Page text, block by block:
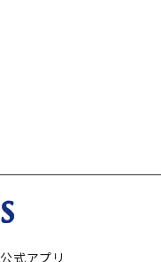
公式アプリ